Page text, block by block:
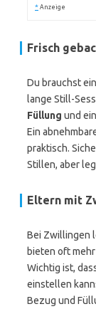
* Anzeige
Frisch
Du brauchst
lange Still-
Füllung und
Ein
praktisch.
Stillen, aber
Eltern mit
Bei Zwillingen
bieten oft
Wichtig ist,
einstellen
Bezug und